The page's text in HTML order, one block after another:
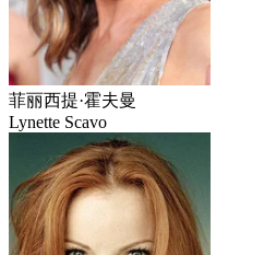
菲丽西提·霍夫曼
Lynette Scavo